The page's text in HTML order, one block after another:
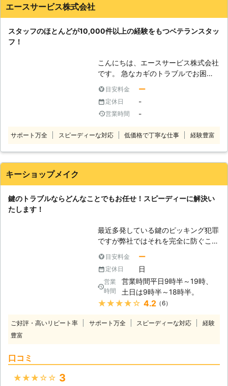
圏（2府4県）全域に対応しており、
に入れなくて困っているなど、鍵のト
ラブルをすぐに解決したい場合にも対
応が可能です。 ・鍵を新しく交換し
防犯面の強化にも対応可能 ディスク
シリンダーやピンシリンダーと呼ばれ
く慣れた泥棒にかかれば1分で開けら
れる作りとされています。 そのた
め、防犯面を強化したい場合は、ディ
ンプルキーと呼ばれる防犯性に優れた
もちろん鍵交換の際、ディンプルキー
は弊社で取り扱っておりますので、ご
ご依頼でも安心してください 鍵のト
ラブルはある日突然起きるものです。
らの要望を聞いてくれるのか、誠実な
対応が受けられるのか、初めてのこと
で不安がありますよね。 弊社はお客
様のご要望にも親身に対応し鍵のトラ
ブル解決につとめさせていただきま
鍵の修理にも対応可能ですので、些細
ラブルは、「リペアホームサービス」
エースサービス株式会社
スタッフのほとんどが10,000件以上の経験をもつベテランスタッ
フ！
こんにちは、エースサービス株式会社
です。 急なカギのトラブルでお困り
の交換など、カギのトラブル・お悩み
を解決いたします！ 「カギが開かな
くなってしまった」 「古くなり引っ
い」 「防犯性の高いカギに交換した
けつけます！ご安心してお問い合わせ
な構造になっています。カギのデコボ
コとマッチするようにできているシリ
ンダーという部品が鍵穴の中にありま
すが、この部品はとても精密で複雑な
構造をしています。カギのギザギザが
シリンダーのデコボコとぴったり合う
ようにつくられているためですが、そ
の構造のため埃にとても弱いのです。
細部に埃が詰まってしまうとカギはさ
にすぎません。逆に油のせいでさらに
目安料金 ー
定休日 -
営業時間 -
サポート万全 スピーディーな対応 低価格で丁寧な仕事 経験豊富
キーショップメイク
鍵のトラブルならどんなことでもお任せ！スピーディーに解決い
たします！
最近多発している鍵のピッキング犯罪
ですが弊社ではそれを完全に防ぐこと
罪防止のコツやアドバイスを伝授可能
ですので、開業以来多くの方の安心と
安全の生活をサポートしてきた自負が
ございます。これまで鍵の修理や取り
換えといったことを経験したことがな
か不安かも知れないですが、予算に応
目安料金 ー
定休日 日
営業
時間
営業時間平日9時半～19時、
土日は9時半～18時半。
★★★★★ 4.2 （6）
ご好評・高いリピート率 サポート万全 スピーディーな対応
経験
豊富
口コミ
★★★★★ 3